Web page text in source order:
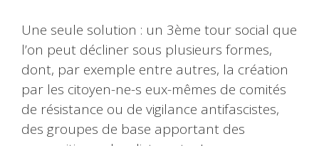
Une seule solution : un 3ème tour social que
l’on peut décliner sous plusieurs formes,
dont, par exemple entre autres, la création
par les citoyen-ne-s eux-mêmes de comités
de résistance ou de vigilance antifascistes,
des groupes de base apportant des